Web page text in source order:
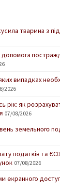
тварина з
допомога
випадках
2026
рік: як
07/08/2026
земельного
податків та
07/08/2026
екранного